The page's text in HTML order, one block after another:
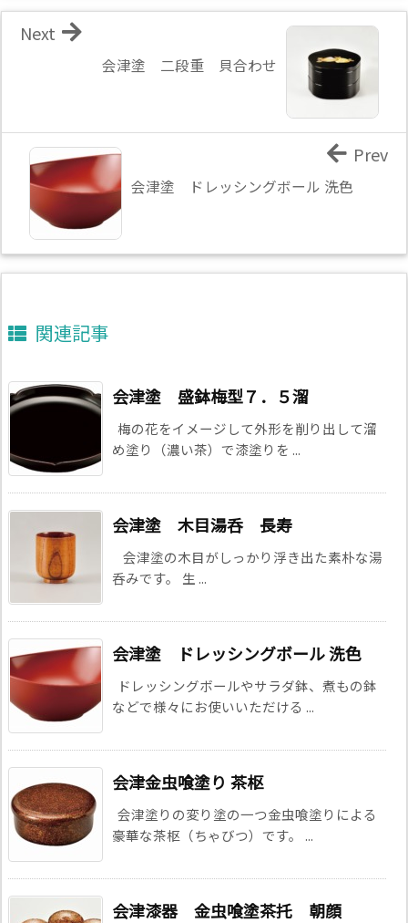
会津塗 二段重 貝合わせ
Next
会津塗 ドレッシングボール 洗色
Prev
関連記事
会津塗 盛鉢梅型７．５溜
梅の花をイメージして外形を削り出して溜
め塗り（濃い茶）で漆塗りを ...
会津塗 木目湯呑 長寿
会津塗の木目がしっかり浮き出た素朴な湯
呑みです。 生 ...
会津塗 ドレッシングボール 洗色
ドレッシングボールやサラダ鉢、煮もの鉢
などで様々にお使いいただける ...
会津金虫喰塗り 茶枢
会津塗りの変り塗の一つ金虫喰塗りによる
豪華な茶枢（ちゃびつ）です。 ...
会津漆器 金虫喰塗茶托 朝顔